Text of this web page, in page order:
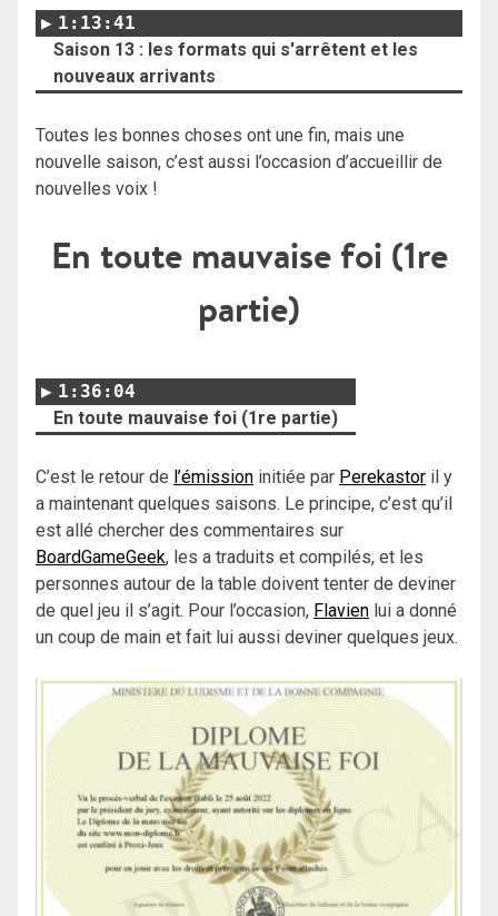
1:13:41
Saison 13 : les formats qui s'arrêtent et les
nouveaux arrivants
Toutes les bonnes choses ont une fin, mais une
nouvelle saison, c’est aussi l’occasion d’accueillir de
nouvelles voix !
En toute mauvaise foi (1re
partie)
1:36:04
En toute mauvaise foi (1re partie)
C’est le retour de l’émission initiée par Perekastor il y
a maintenant quelques saisons. Le principe, c’est qu’il
est allé chercher des commentaires sur
BoardGameGeek, les a traduits et compilés, et les
personnes autour de la table doivent tenter de deviner
de quel jeu il s’agit. Pour l’occasion, Flavien lui a donné
un coup de main et fait lui aussi deviner quelques jeux.